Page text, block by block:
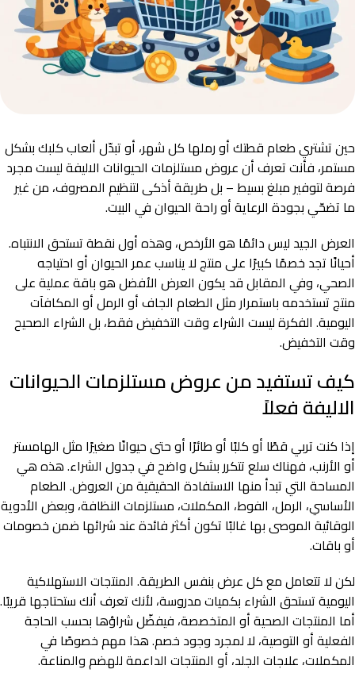
حين تشتري طعام قطتك أو رملها كل شهر، أو تبدّل ألعاب كلبك بشكل
مستمر، فأنت تعرف أن عروض مستلزمات الحيوانات الاليفة ليست مجرد
فرصة لتوفير مبلغ بسيط – بل طريقة أذكى لتنظيم المصروف، من غير
ما تضحّي بجودة الرعاية أو راحة الحيوان في البيت.
العرض الجيد ليس دائمًا هو الأرخص، وهذه أول نقطة تستحق الانتباه.
أحيانًا تجد خصمًا كبيرًا على منتج لا يناسب عمر الحيوان أو احتياجه
الصحي، وفي المقابل قد يكون العرض الأفضل هو باقة عملية على
منتج تستخدمه باستمرار مثل الطعام الجاف أو الرمل أو المكافآت
اليومية. الفكرة ليست الشراء وقت التخفيض فقط، بل الشراء الصحيح
وقت التخفيض.
كيف تستفيد من عروض مستلزمات الحيوانات
الاليفة فعلاً
إذا كنت تربي قطًا أو كلبًا أو طائرًا أو حتى حيوانًا صغيرًا مثل الهامستر
أو الأرنب، فهناك سلع تتكرر بشكل واضح في جدول الشراء. هذه هي
المساحة التي تبدأ منها الاستفادة الحقيقية من العروض. الطعام
الأساسي، الرمل، الفوط، المكملات، مستلزمات النظافة، وبعض الأدوية
الوقائية الموصى بها غالبًا تكون أكثر فائدة عند شرائها ضمن خصومات
أو باقات.
لكن لا تتعامل مع كل عرض بنفس الطريقة. المنتجات الاستهلاكية
اليومية تستحق الشراء بكميات مدروسة، لأنك تعرف أنك ستحتاجها قريبًا.
أما المنتجات الصحية أو المتخصصة، فيفضّل شراؤها بحسب الحاجة
الفعلية أو التوصية، لا لمجرد وجود خصم. هذا مهم خصوصًا في
المكملات، علاجات الجلد، أو المنتجات الداعمة للهضم والمناعة.